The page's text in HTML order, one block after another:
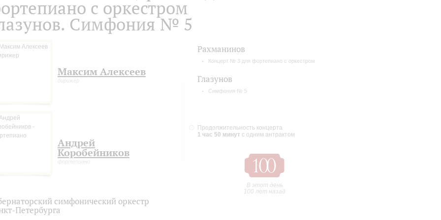
с оркестром
Симфония № 5
Максим Алексеев
дирижер
Андрей
Коробейников
фортепиано
симфонический оркестр
Петербурга
Рахманинов
Концерт № 3 для фортепиано с оркестром
Глазунов
Симфония № 5
Продолжительность концерта
1 час 50 минут с одним антрактом
В этот день
100 лет назад